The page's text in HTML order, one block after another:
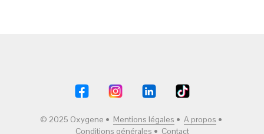
© 2025 Oxygene • Mentions légales • A propos •
Conditions générales • Contact